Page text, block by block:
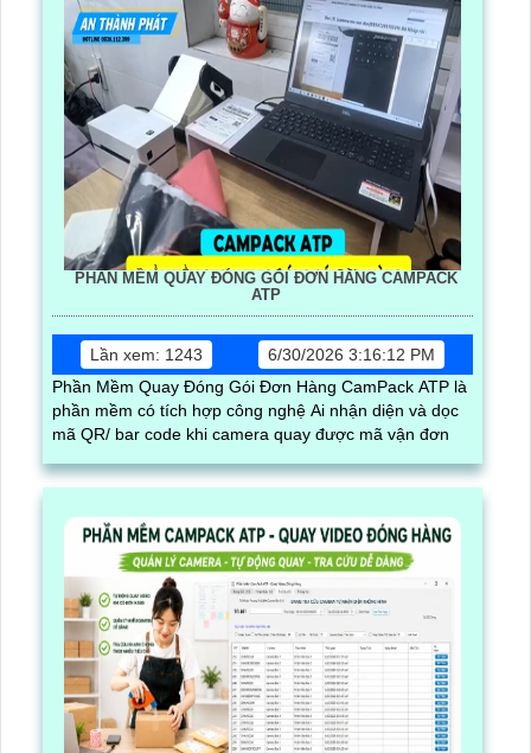
PHẦN MỀM QUAY ĐÓNG GÓI ĐƠN HÀNG CAMPACK
ATP
Lần xem: 1243
6/30/2026 3:16:12 PM
Phần Mềm Quay Đóng Gói Đơn Hàng CamPack ATP là
phần mềm có tích hợp công nghệ Ai nhận diện và dọc
mã QR/ bar code khi camera quay được mã vận đơn